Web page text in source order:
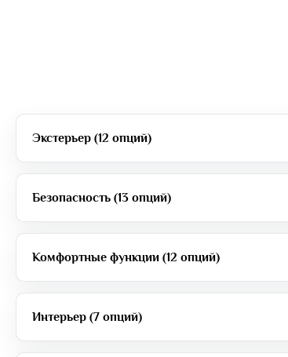
Экстерьер (12 опций)
Безопасность (13 опций)
Комфортные функции (12 опций)
Интерьер (7 опций)